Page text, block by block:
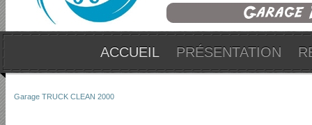
ACCUEIL PRÉSENTATION
Garage TRUCK CLEAN 2000